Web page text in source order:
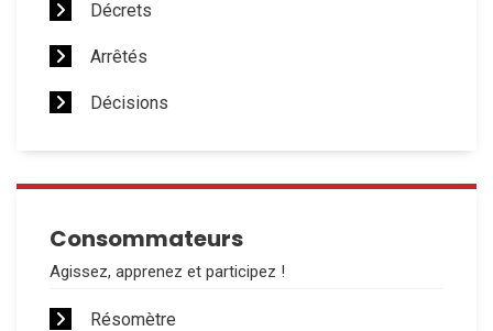
Décrets
Arrêtés
Décisions
Consommateurs
Agissez, apprenez et participez !
Résomètre